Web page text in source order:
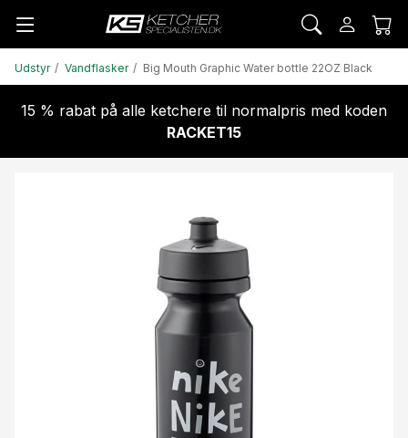
Udstyr Vandflasker Big Mouth Graphic Water bottle 22OZ Black
15 % rabat på alle ketchere til normalpris med koden
RACKET15